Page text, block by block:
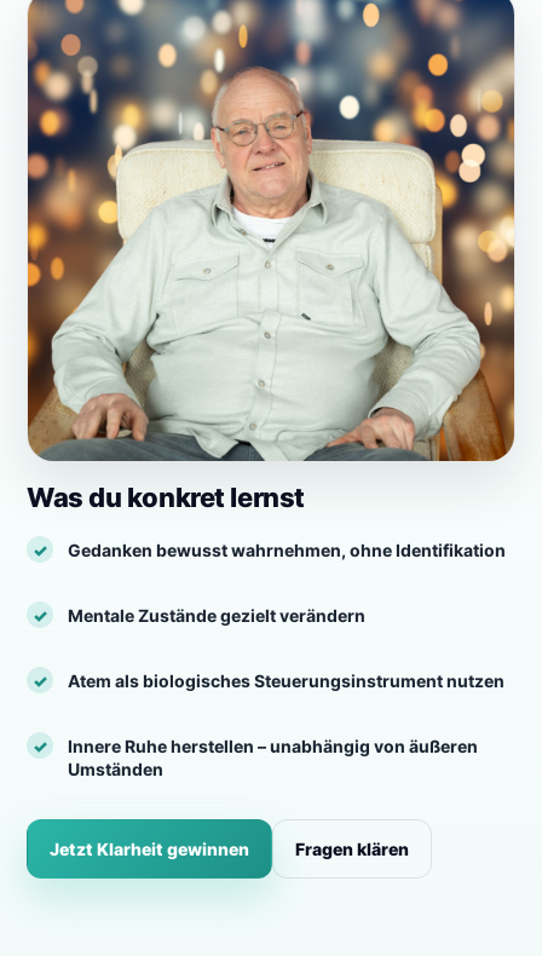
Was du konkret lernst
Gedanken bewusst wahrnehmen, ohne Identifikation
Mentale Zustände gezielt verändern
Atem als biologisches Steuerungsinstrument nutzen
Innere Ruhe herstellen – unabhängig von äußeren
Umständen
Jetzt Klarheit gewinnen Fragen klären